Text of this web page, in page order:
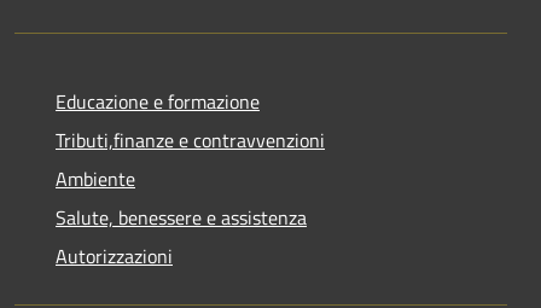
Educazione e formazione
Tributi,finanze e contravvenzioni
Ambiente
Salute, benessere e assistenza
Autorizzazioni